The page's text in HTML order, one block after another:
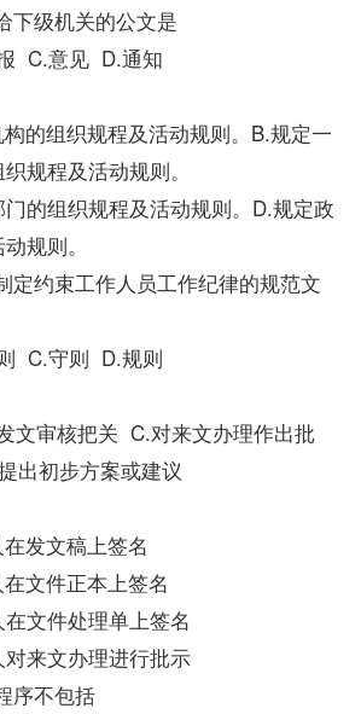
级机关的公文是
C.意见 D.通知
组织规程及活动规则。B.规定一
规程及活动规则。
组织规程及活动规则。D.规定政
规则。
约束工作人员工作纪律的规范文
C.守则 D.规则
审核把关 C.对来文办理作出批
出初步方案或建议
发文稿上签名
文件正本上签名
文件处理单上签名
来文办理进行批示
不包括